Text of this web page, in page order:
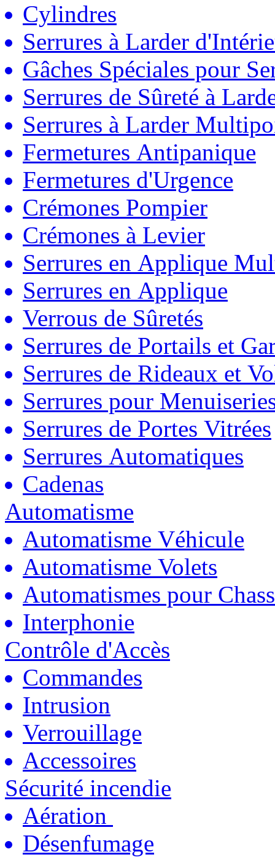
Cylindres
Serrures à Larder
Gâches Spéciales pour
Serrures de Sûreté à
Serrures à Larder
Fermetures Antipanique
Fermetures d'Urgence
Crémones Pompier
Crémones à Levier
Serrures en Applique
Serrures en Applique
Verrous de Sûretés
Serrures de Portails et
Serrures de Rideaux et
Serrures pour
Serrures de Portes Vitrées
Serrures Automatiques
Cadenas
Automatisme
Automatisme Véhicule
Automatisme Volets
Automatismes pour
Interphonie
Contrôle d'Accès
Commandes
Intrusion
Verrouillage
Accessoires
Sécurité incendie
Aération
Désenfumage